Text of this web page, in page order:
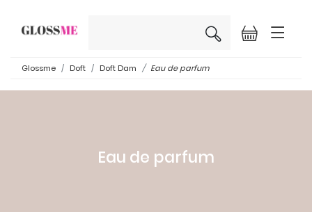
×
Glossme Doft Doft Dam Eau de parfum
Eau de parfum